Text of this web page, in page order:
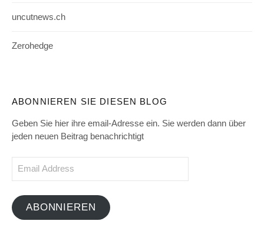
uncutnews.ch
Zerohedge
ABONNIEREN SIE DIESEN BLOG
Geben Sie hier ihre email-Adresse ein. Sie werden dann über
jeden neuen Beitrag benachrichtigt
ABONNIEREN